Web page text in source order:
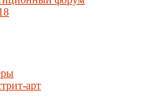
арт